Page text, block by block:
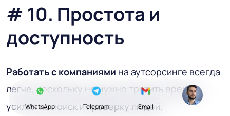
# 10. Простота и
доступность
Работатьс компаниями на аутсорсинге всегда
легче, поскольку не нужно тратить время и
усилия на поиск и проверку людей,
WhatsApp Telegram Email